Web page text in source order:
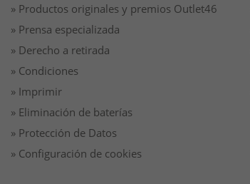
» Productos originales y premios Outlet46
» Prensa especializada
» Derecho a retirada
» Condiciones
» Imprimir
» Eliminación de baterías
» Protección de Datos
» Configuración de cookies